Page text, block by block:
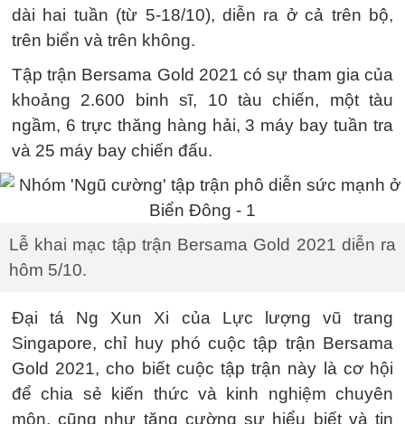
dài hai tuần (từ 5-18/10), diễn ra ở cả trên bộ,
trên biển và trên không.
Tập trận Bersama Gold 2021 có sự tham gia của
khoảng 2.600 binh sĩ, 10 tàu chiến, một tàu
ngầm, 6 trực thăng hàng hải, 3 máy bay tuần tra
và 25 máy bay chiến đấu.
Lễ khai mạc tập trận Bersama Gold 2021 diễn ra
hôm 5/10.
Đại tá Ng Xun Xi của Lực lượng vũ trang
Singapore, chỉ huy phó cuộc tập trận Bersama
Gold 2021, cho biết cuộc tập trận này là cơ hội
để chia sẻ kiến thức và kinh nghiệm chuyên
môn, cũng như tăng cường sự hiểu biết và tin